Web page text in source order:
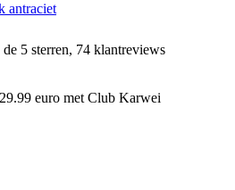
antraciet
5 sterren, 74 klantreviews
euro met Club Karwei